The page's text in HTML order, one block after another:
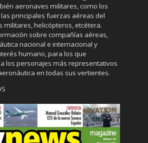
aeronaves militares, como los
principales fuerzas aéreas del
militares, helicópteros, etcétera.
sobre compañías aéreas,
nacional e internacional y
humano, para los que
los personajes más representativos
en todas sus vertientes.